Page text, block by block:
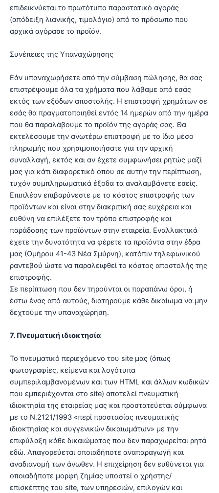
επιδεικνύεται το πρωτότυπο παραστατικό αγοράς
(απόδειξη λιανικής, τιμολόγιο) από το πρόσωπο που
αρχικά αγόρασε το προϊόν.
Συνέπειες της Υπαναχώρησης
Εάν υπαναχωρήσετε από την σύμβαση πώλησης, θα σας
επιστρέψουμε όλα τα χρήματα που λάβαμε από εσάς
εκτός των εξόδων αποστολής. Η επιστροφή χρημάτων σε
εσάς θα πραγματοποιηθεί εντός 14 ημερών από την ημέρα
που θα παραλάβουμε το προϊόν της αγοράς σας. Θα
εκτελέσουμε την ανωτέρω επιστροφή με το ίδιο μέσο
πληρωμής που χρησιμοποιήσατε για την αρχική
συναλλαγή, εκτός και αν έχετε συμφωνήσει ρητώς μαζί
μας για κάτι διαφορετικό όπου σε αυτήν την περίπτωση,
τυχόν συμπληρωματικά έξοδα τα αναλαμβάνετε εσείς.
Επιπλέον επιβαρύνεστε με το κόστος επιστροφής των
προϊόντων και είναι στην διακριτική σας ευχέρεια και
ευθύνη να επιλέξετε τον τρόπο επιστροφής και
παράδοσης των προϊόντων στην εταιρεία. Εναλλακτικά
έχετε την δυνατότητα να φέρετε τα προϊόντα στην έδρα
μας (Ομήρου 41-43 Νέα Σμύρνη), κατόπιν τηλεφωνικού
ραντεβού ώστε να παραλειφθεί το κόστος αποστολής της
επιστροφής.
Σε περίπτωση που δεν τηρούνται οι παραπάνω όροι, ή
έστω ένας από αυτούς, διατηρούμε κάθε δικαίωμα να μην
δεχτούμε την υπαναχώρηση.
7. Πνευματική ιδιοκτησία
Το πνευματικό περιεχόμενο του site μας (όπως
φωτογραφίες, κείμενα και λογότυπα
συμπεριλαμβανομένων και των HTML και άλλων κωδικών
που εμπεριέχονται στο site) αποτελεί πνευματική
ιδιοκτησία της εταιρείας μας και προστατεύεται σύμφωνα
με το Ν.2121/1993 «περί προστασίας πνευματικής
ιδιοκτησίας και συγγενικών δικαιωμάτων» με την
επιφύλαξη κάθε δικαιώματος που δεν παραχωρείται ρητά
εδώ. Απαγορεύεται οποιαδήποτε αναπαραγωγή και
αναδιανομή των άνωθεν. Η επιχείρηση δεν ευθύνεται για
οποιαδήποτε μορφή ζημίας υποστεί ο χρήστης/
επισκέπτης του site, των υπηρεσιών, επιλογών και